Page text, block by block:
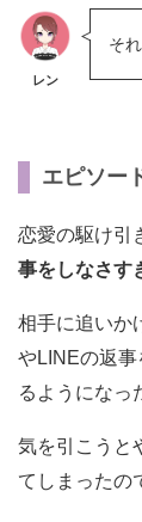
レン
そ
エピソー
恋愛の駆け引
事をしなさす
相手に追いか
やLINEの返
るようになっ
気を引こうと
てしまったの